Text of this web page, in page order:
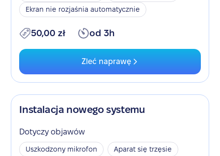
Ekran nie rozjaśnia automatycznie
50,00 zł od 3h
Zleć naprawę
Instalacja nowego systemu
Dotyczy objawów
Uszkodzony mikrofon
Aparat się trzęsie